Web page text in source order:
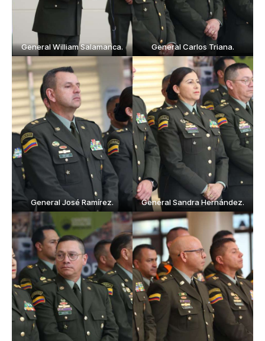
General William Salamanca. General Carlos Triana.
General José Ramírez. General Sandra Hernández.